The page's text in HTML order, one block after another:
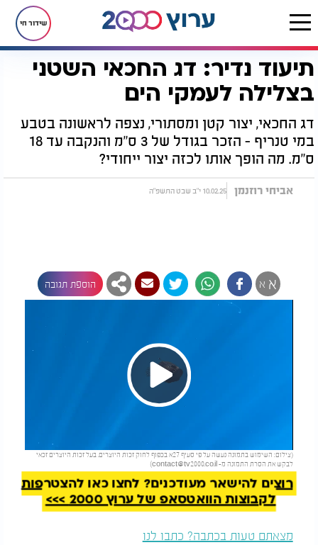
שידור חי
דף הבית יהדות נפלאות הבריאה תיעוד נדיר: דג החכאי השטני בצלילה לעמקי הים
תיעוד נדיר: דג החכאי השטני
בצלילה לעמקי הים
דג החכאי, יצור קטן ומסתורי, נצפה לראשונה בטבע
במי טנריף - הזכר בגודל של 3 ס"מ והנקבה עד 18
ס"מ. מה הופך אותו לכזה יצור ייחודי?
אביחי רוזנמן 10.02.25 י"ב שבט התשפ"ה
א א הוספת תגובה
Play
Video
(צילום: השימוש בתמונה נעשה על פי סעיף 27א בכפוף לחוק זכות היוצרים. בעל זכות היוצרים זכאי
לבקש את הסרת התמונה מ- contact@tv2000.co.il
)
רוצים להישאר מעודכנים? לחצו כאן להצטרפות
לקבוצות הוואטסאפ של ערוץ 2000 >>>
מצאתם טעות בכתבה? כתבו לנו